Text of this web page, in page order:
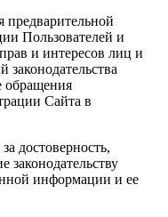
предварительной
Пользователей и
и интересов лиц и
обращения
Сайта в
достоверность,
законодательству
информации и ее